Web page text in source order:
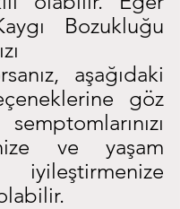
Bozukluğu
aşağıdaki
göz
ve yaşam
iyileştirmenize